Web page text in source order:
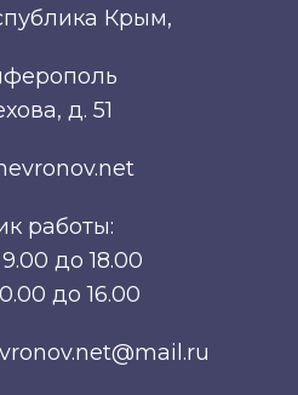
Крым,
д. 51
работы:
до 18.00
до 16.00